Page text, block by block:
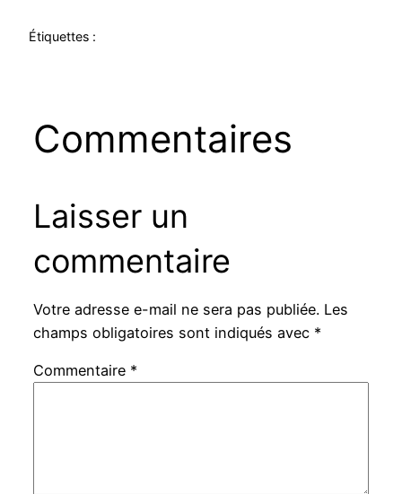
Étiquettes :
Commentaires
Laisser un
commentaire
Votre adresse e-mail ne sera pas publiée. Les
champs obligatoires sont indiqués avec *
Commentaire *